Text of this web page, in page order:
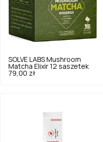
SOLVE LABS Mushroom
Matcha Elixir 12 saszetek
79,00 zł